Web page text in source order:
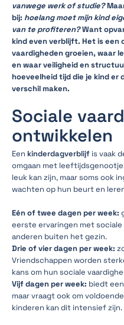
vanwege werk of studie?
bij: hoelang moet mijn kind
van te profiteren?Want
kind even verblijft. Het is een
vaardigheden groeien, waar
en waar veiligheid en
hoeveelheid tijd die je kind
verschil maken.
Sociale
ontwikkelen
Een kinderdagverblijf is vaak
omgaan met
leuk kan zijn, maar soms ook
wachten op hun beurt en
Eén of twee dagen per week:
eerste ervaringen met
anderen buiten het gezin.
Drie of vier dagen per week:
Vriendschappen worden
kans om hun sociale
Vijf dagen per week: biedt
maar vraagt ook om
kinderen kan dit intensief zijn.